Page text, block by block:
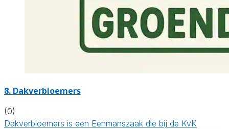
8. Dakverbloemers
(0)
Dakverbloemers is een Eenmanszaak die bij de KvK